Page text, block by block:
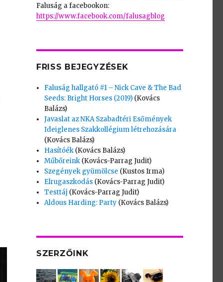
Faluság a facebookon:
https://www.facebook.com/falusagblog
FRISS BEJEGYZÉSEK
Faluság hallgató #1 – Nick Cave & The Bad
Seeds: Bright Horses (2019) (Kovács
Balázs)
Javaslat az NKA Szabadtéri Esőmények
Ideiglenes Szakkollégium létrehozására
(Kovács Balázs)
Hasítóék (Kovács Balázs)
Műbőreink (Kovács-Parrag Judit)
Szegények gyümölcse (Kustos Irma)
Elrugaszkodás (Kovács-Parrag Judit)
Testtáj (Kovács-Parrag Judit)
Aldous Harding: Party (Kovács Balázs)
SZERZŐINK